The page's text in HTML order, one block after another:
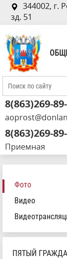
344002, г.
зд. 51
8(863)269-
8(863)269-
Приемная
Фото
Видео
ПЯТЫЙ